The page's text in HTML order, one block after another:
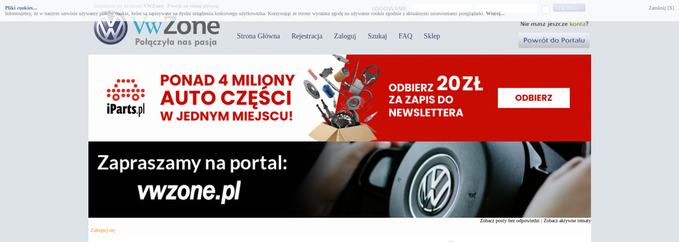
Zamknij [X]
Pliki cookies...
Informujemy, że w naszym serwisie używamy plików cookie, które są zapisywane na dysku urządzenia końcowego użytkownika. Korzystając ze strony wyrażasz zgodę na używanie cookie zgodnie z aktualnymi ustawieniami przeglądarki. Więcej...
Znajdujesz się na forum VWZone. Powrót na stronę główną.
Strona Główna Rejestracja Zaloguj Szukaj FAQ Sklep
Zobacz posty bez odpowiedzi | Zobacz aktywne tematy
Zaloguj się